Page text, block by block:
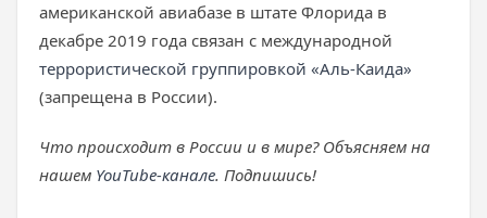
американской авиабазе в штате Флорида в
декабре 2019 года связан с международной
террористической группировкой «Аль-Каида»
(запрещена в России).
Что происходит в России и в мире? Объясняем на
нашем YouTube-канале. Подпишись!